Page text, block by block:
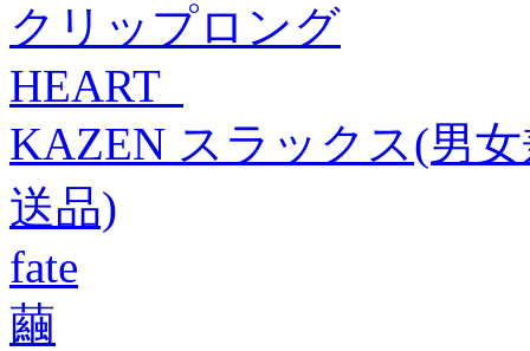
クリップロング
HEART
KAZEN スラックス(男
送品)
fate
繭